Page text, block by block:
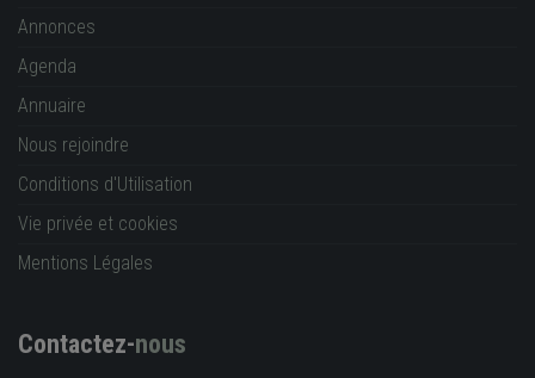
Annonces
Agenda
Annuaire
Nous rejoindre
Conditions d'Utilisation
Vie privée et cookies
Mentions Légales
Contactez-nous